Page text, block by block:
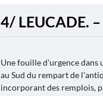
4/ LEUCADE.
Une fouille d'urgence dans
au Sud du rempart de
incorporant des remplois,